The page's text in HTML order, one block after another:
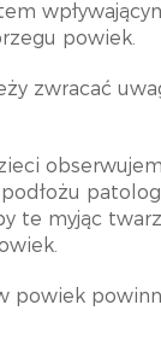
powiek.
zwracać
te myjąc
powiek